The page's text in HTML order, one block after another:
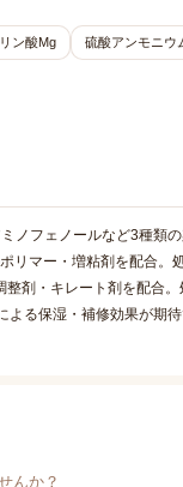
ン酸Mg 硫酸アンモニウ
ノフェノールなど3種類
リマー・増粘剤を配合。
剤・キレート剤を配合
る保湿・補修効果が期
んか？